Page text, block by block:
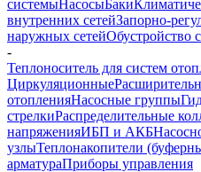
системыНасосыБаки
внутренних сетейЗапорно-
наружных сетейОбустройство
-
Теплоноситель для систем
Циркуляционные
отопленияНасосные группы
стрелкиРаспределительные
напряженияИБП и АКБ
узлыТеплонакопители
арматураПриборы управления